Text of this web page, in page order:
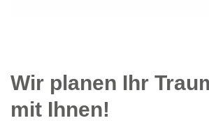
Wir planen Ihr
mit Ihnen!